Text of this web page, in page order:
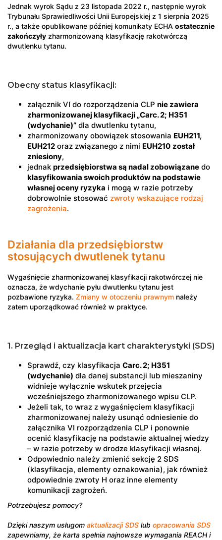
Jednak wyrok Sądu z 23 listopada 2022 r., następnie wyrok
Trybunału Sprawiedliwości Unii Europejskiej z 1 sierpnia 2025
r., a także opublikowane później komunikaty ECHA ostatecznie
zakończyły zharmonizowaną klasyfikację rakotwórczą
dwutlenku tytanu.
Obecny status klasyfikacji:
załącznik VI do rozporządzenia CLP nie zawiera
zharmonizowanej klasyfikacji „Carc. 2; H351
(wdychanie)” dla dwutlenku tytanu,
zharmonizowany obowiązek stosowania EUH211,
EUH212 oraz związanego z nimi EUH210 został
zniesiony,
jednak przedsiębiorstwa są nadal zobowiązane do
klasyfikowania swoich produktów na podstawie
własnej oceny ryzyka i mogą w razie potrzeby
dobrowolnie stosować zwroty wskazujące rodzaj
zagrożenia.
Działania dla przedsiębiorstw
stosujących dwutlenek tytanu
Wygaśnięcie zharmonizowanej klasyfikacji rakotwórczej nie
oznacza, że wdychanie pyłu dwutlenku tytanu jest
pozbawione ryzyka. Zmiany w otoczeniu prawnym należy
zatem uporządkować również w praktyce.
1. Przegląd i aktualizacja kart charakterystyki (SDS)
Sprawdź, czy klasyfikacja Carc. 2; H351
(wdychanie) dla danej substancji lub mieszaniny
widnieje wyłącznie wskutek przejęcia
wcześniejszego zharmonizowanego wpisu CLP.
Jeżeli tak, to wraz z wygaśnięciem klasyfikacji
zharmonizowanej należy usunąć odniesienie do
załącznika VI rozporządzenia CLP i ponownie
ocenić klasyfikację na podstawie aktualnej wiedzy
– w razie potrzeby w drodze klasyfikacji własnej.
Odpowiednio należy zmienić sekcję 2 SDS
(klasyfikacja, elementy oznakowania), jak również
odpowiednie zwroty H oraz inne elementy
komunikacji zagrożeń.
Potrzebujesz pomocy?
Dzięki naszym usługom aktualizacji SDS lub opracowania SDS
zapewniamy, że karta spełnia najnowsze wymagania REACH i